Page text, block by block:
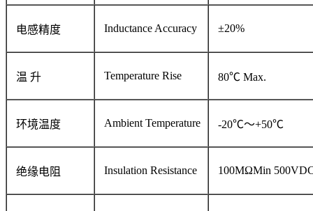
电感精度 Inductance Accuracy ±20%
温 升 Temperature Rise 80℃ Max.
环境温度 Ambient Temperature -20℃～+50℃
绝缘电阻 Insulation Resistance 100MΩMin